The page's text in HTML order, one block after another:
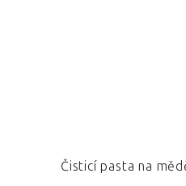
Čisticí pasta na